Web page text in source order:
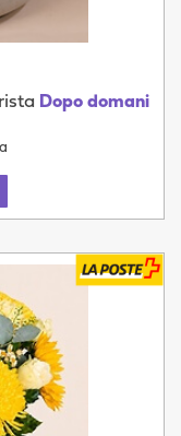
Dopo domani